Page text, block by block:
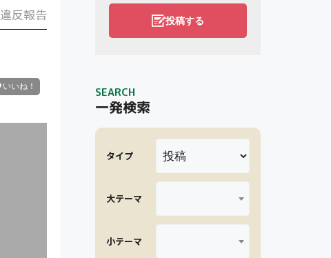
違反報告 投稿する
SEARCH
一発検索
タイプ
大テーマ
小テーマ